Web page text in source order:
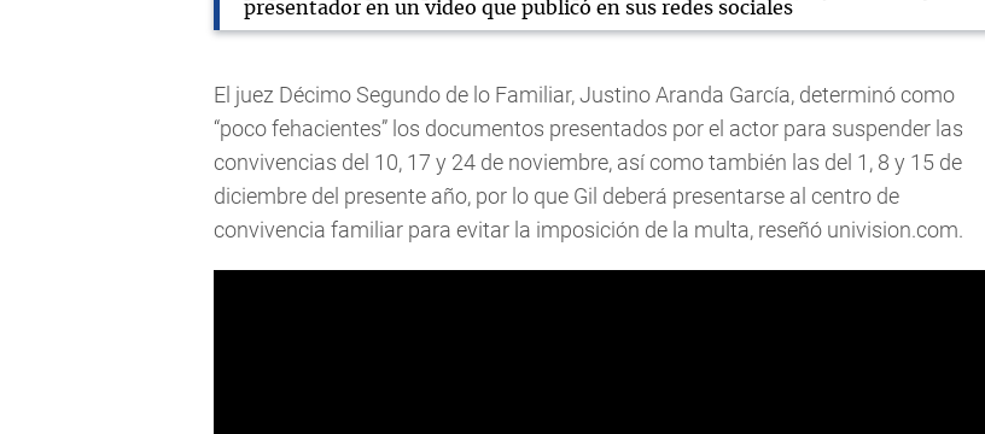
presentador en un video que publicó en sus redes sociales
El juez Décimo Segundo de lo Familiar, Justino Aranda García, determinó como
“poco fehacientes” los documentos presentados por el actor para suspender las
convivencias del 10, 17 y 24 de noviembre, así como también las del 1, 8 y 15 de
diciembre del presente año, por lo que Gil deberá presentarse al centro de
convivencia familiar para evitar la imposición de la multa, reseñó univision.com.